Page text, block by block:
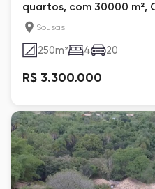
quartos, com 30000 m²,
Sousas
250m² 4 20
R$ 3.300.000